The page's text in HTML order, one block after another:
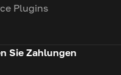
Plugins
Sie Zahlungen